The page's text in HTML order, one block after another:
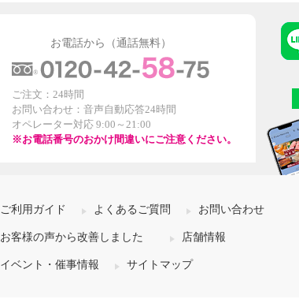
お電話から（通話無料）
ご注文：24時間
お問い合わせ：音声自動応答24時間
オペレーター対応 9:00～21:00
※お電話番号のおかけ間違いにご注意ください。
ご利用ガイド よくあるご質問 お問い合わせ
お客様の声から改善しました 店舗情報
イベント・催事情報 サイトマップ